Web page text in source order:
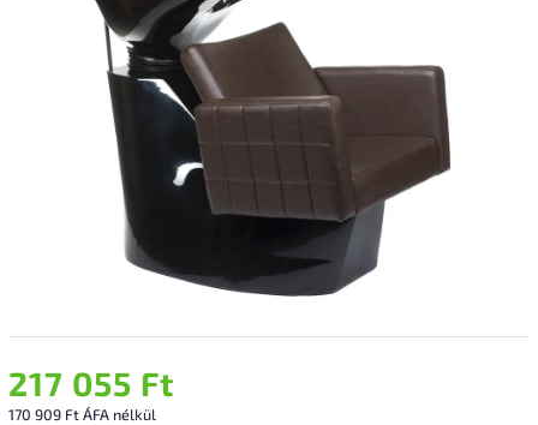
217 055 Ft
170 909 Ft ÁFA nélkül